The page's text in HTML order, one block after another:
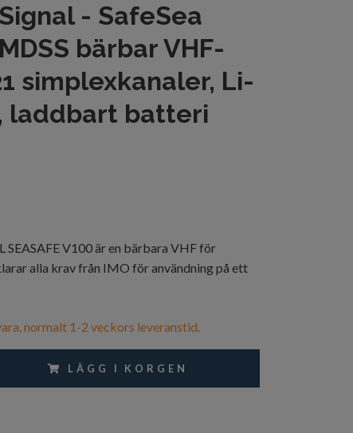
- SafeSea
bärbar VHF-
simplexkanaler, Li-
laddbart batteri
SEASAFE V100 är en bärbara VHF för
alla krav från IMO för användning på ett
normalt 1-2 veckors leveranstid.
LÄGG I KORGEN